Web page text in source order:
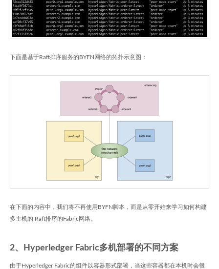
下面是基于Raft排序服务的BYFN网络的拓扑示意图：
在下面的内容中，我们将不再使用BYFN脚本，而是从零开始来学习如何构建
多主机的 Raft排序的Fabric网络。
2、Hyperledger Fabric多机部署的不同方案
由于Hyperledger Fabric的组件以容器形式部署，当这些容器都在本机时会很